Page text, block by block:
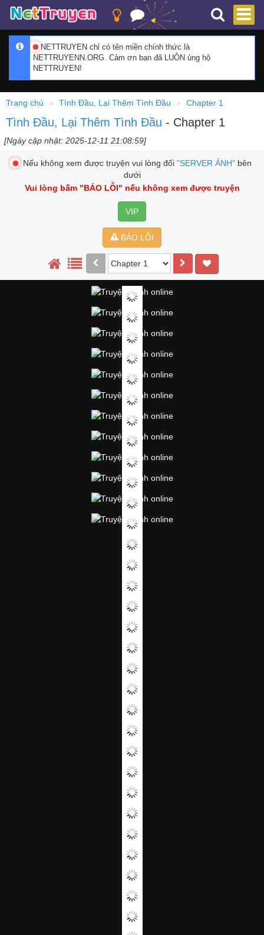
NETTRUYEN chỉ có tên miền chính thức là
NETTRUYENN.ORG. Cảm ơn bạn đã LUÔN ủng hộ
NETTRUYEN!
Trang chủ Tình Đầu, Lại Thêm Tình Đầu Chapter 1
Tình Đầu, Lại Thêm Tình Đầu - Chapter 1
[Ngày cập nhật: 2025-12-11 21:08:59]
Nếu không xem được truyện vui lòng đổi "SERVER ẢNH"bên
dưới
Vui lòng bấm "BÁO LỖI" nếu không xem được truyện
VIP
BÁO LỖI